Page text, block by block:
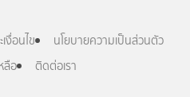
งื่อนไข
นโยบายความเป็นส่วนตัว
ลือ
ติดต่อเรา